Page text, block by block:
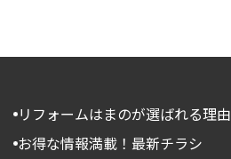
リフォームはまのが選ばれる理由
お得な情報満載！最新チラシ